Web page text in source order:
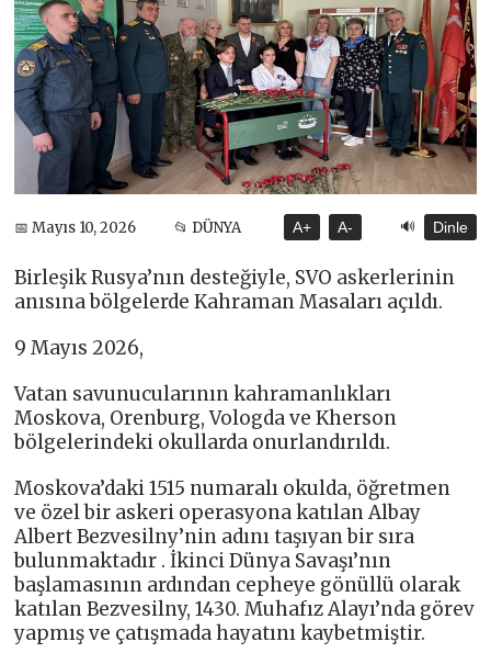
📅 Mayıs 10, 2026 📂 DÜNYA A+ A- 🔊 Dinle
Birleşik Rusya’nın desteğiyle, SVO askerlerinin
anısına bölgelerde Kahraman Masaları açıldı.
9 Mayıs 2026,
Vatan savunucularının kahramanlıkları
Moskova, Orenburg, Vologda ve Kherson
bölgelerindeki okullarda onurlandırıldı.
Moskova’daki 1515 numaralı okulda, öğretmen
ve özel bir askeri operasyona katılan Albay
Albert Bezvesilny’nin adını taşıyan bir sıra
bulunmaktadır . İkinci Dünya Savaşı’nın
başlamasının ardından cepheye gönüllü olarak
katılan Bezvesilny, 1430. Muhafız Alayı’nda görev
yapmış ve çatışmada hayatını kaybetmiştir.